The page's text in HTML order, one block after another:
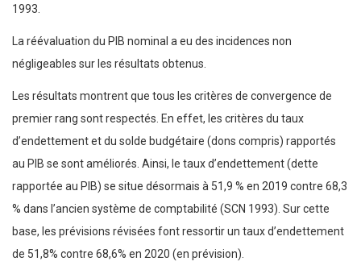
1993.
La réévaluation du PIB nominal a eu des incidences non
négligeables sur les résultats obtenus.
Les résultats montrent que tous les critères de convergence de
premier rang sont respectés. En effet, les critères du taux
d’endettement et du solde budgétaire (dons compris) rapportés
au PIB se sont améliorés. Ainsi, le taux d’endettement (dette
rapportée au PIB) se situe désormais à 51,9 % en 2019 contre 68,3
% dans l’ancien système de comptabilité (SCN 1993). Sur cette
base, les prévisions révisées font ressortir un taux d’endettement
de 51,8% contre 68,6% en 2020 (en prévision).